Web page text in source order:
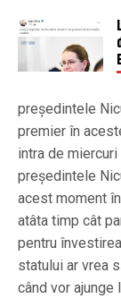
președintele
premier în
intra de
președintele
acest moment
atâta timp cât
pentru
statului ar vrea
când vor